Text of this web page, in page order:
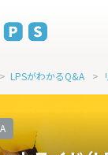
> LPSがわかるQ&A >